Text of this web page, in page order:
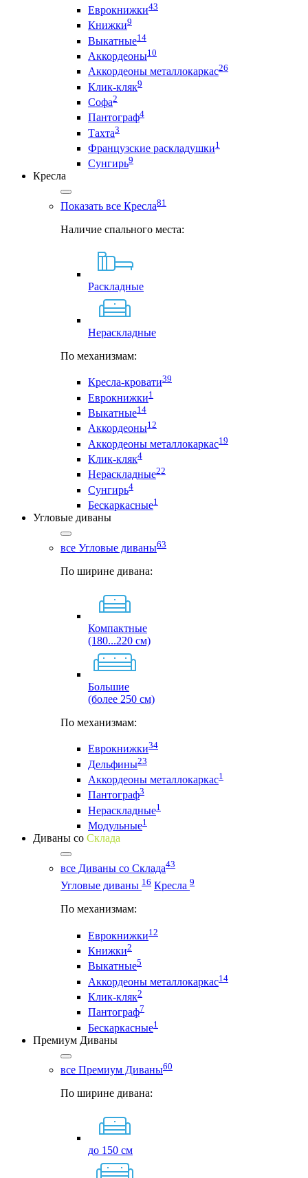
Еврокнижки43
Книжки9
Выкатные14
Аккордеоны10
Аккордеоны металлокаркас26
Клик-кляк9
Софа2
Пантограф4
Тахта3
Французские раскладушки1
Сунгирь9
Кресла
Показать все Кресла81
Наличие спального места:
Раскладные
Нераскладные
По механизмам:
Кресла-кровати39
Еврокнижки1
Выкатные14
Аккордеоны12
Аккордеоны металлокаркас19
Клик-кляк4
Нераскладные22
Сунгирь4
Бескаркасные1
Угловые диваны
все Угловые диваны63
По ширине дивана:
Компактные
(180...220 см)
Большие
(более 250 см)
По механизмам:
Еврокнижки34
Дельфины23
Аккордеоны металлокаркас1
Пантограф3
Нераскладные1
Модульные1
Диваны со Склада
все Диваны со Склада43
Угловые диваны 16 Кресла 9
По механизмам:
Еврокнижки12
Книжки2
Выкатные5
Аккордеоны металлокаркас14
Клик-кляк2
Пантограф7
Бескаркасные1
Премиум Диваны
все Премиум Диваны60
По ширине дивана:
до 150 см